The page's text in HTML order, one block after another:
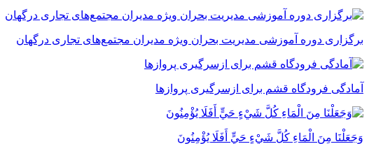
برگزاری دوره آموزشی مدیریت بحران ویژه مدیران مجتمع‌های تجاری درگهان
آمادگی فرودگاه قشم برای ازسرگیری پروازها
وَجَعَلْنَا مِنَ الْمَاءِ كُلَّ شَيْءٍ حَيٍّ أَفَلَا يُؤْمِنُونَ